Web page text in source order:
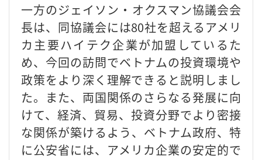
一方のジェイソン・オクスマン協議会会
長は、同協議会には80社を超えるアメリ
カ主要ハイテク企業が加盟しているた
め、今回の訪問でベトナムの投資環境や
政策をより深く理解できると説明しまし
た。また、両国関係のさらなる発展に向
けて、経済、貿易、投資分野でより密接
な関係が築けるよう、ベトナム政府、特
に公安省には、アメリカ企業の安定的で